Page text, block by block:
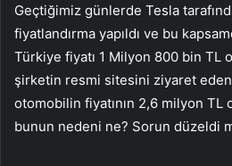
Geçtiğimiz günlerde Tesla
fiyatlandırma yapıldı ve bu
Türkiye fiyatı 1 Milyon 800 bin TL
şirketin resmi sitesini ziyaret eden
otomobilin fiyatının 2,6 milyon
bunun nedeni ne? Sorun düzeldi